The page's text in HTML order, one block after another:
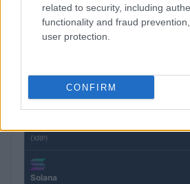
related to security, including
functionality and fraud
user protection.
CONFIRM
(XRP)
Solana